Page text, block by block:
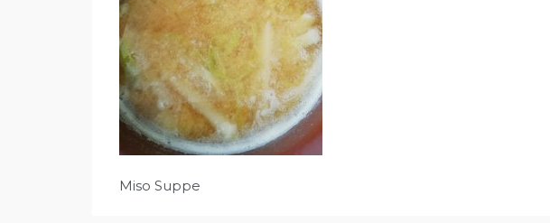
Miso Suppe